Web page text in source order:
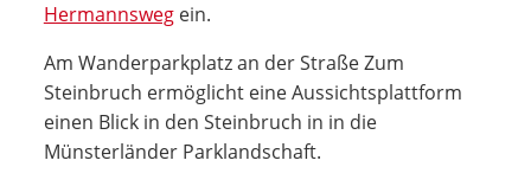
Hermannswegein.
Am Wanderparkplatz an der Straße Zum
Steinbruch ermöglicht eine Aussichtsplattform
einen Blick in den Steinbruch in in die
Münsterländer Parklandschaft.